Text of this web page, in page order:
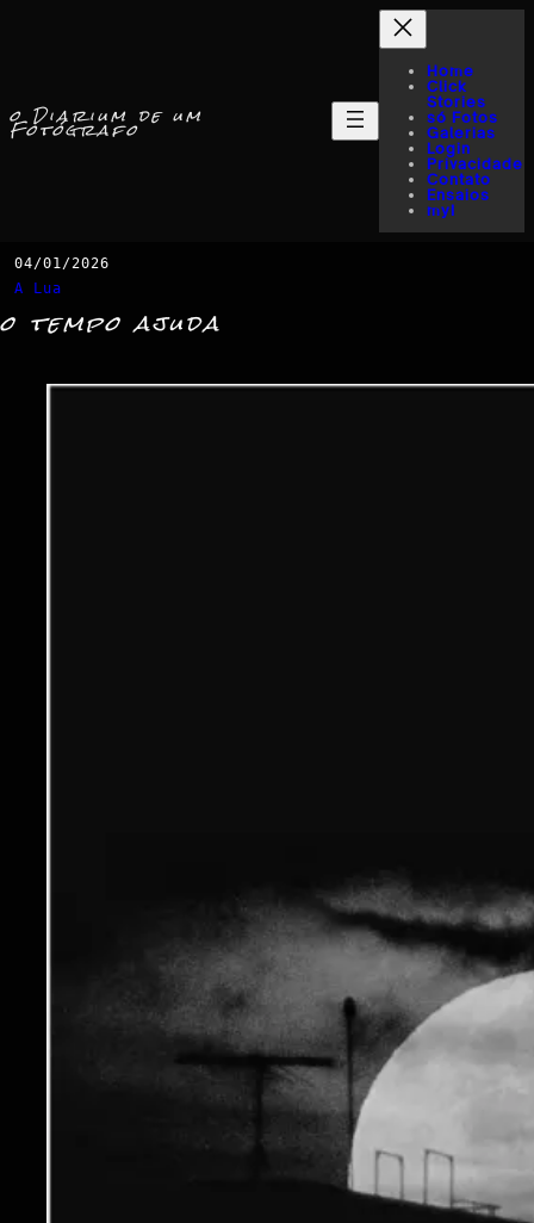
o Diarium de um
Fotógrafo
Home
Click
Stories
só Fotos
Galerias
Login
Privacidade
Contato
Ensaios
myI
04/01/2026
A Lua
o tempo ajuda